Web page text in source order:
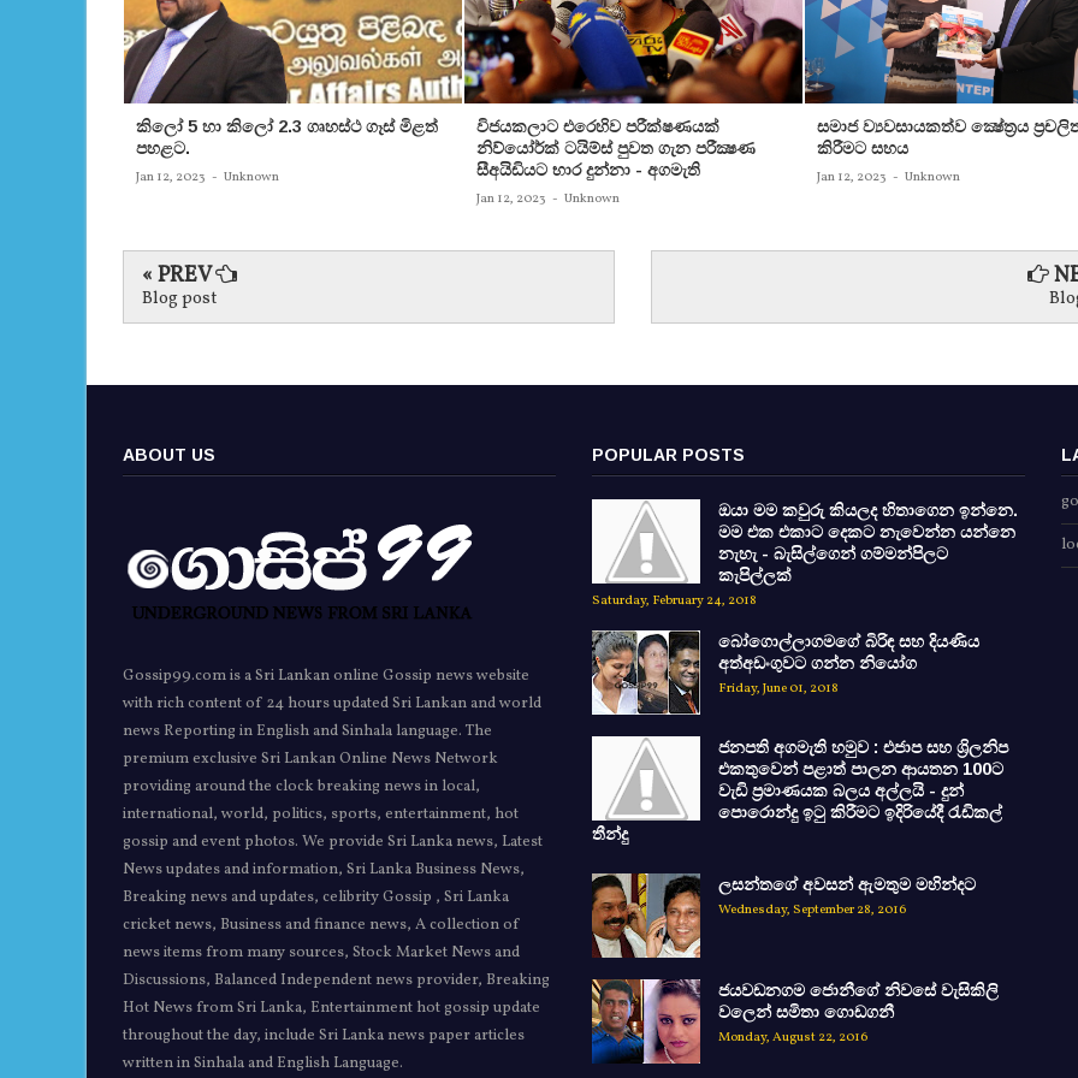
කිලෝ 5 හා කිලෝ 2.3 ගෘහස්ථ ගෑස් මිළත්
පහළට.
Jan 12, 2023 - Unknown
විජයකලාට එරෙහිව පරීක්‌ෂණයක්‌
නිව්යෝර්ක්‌ ටයිම්ස්‌ පුවත ගැන පරීක්‍ෂණ
සීඅයිඩියට භාර දුන්නා - අගමැති
Jan 12, 2023 - Unknown
සමාජ ව්‍යවසායකත්ව ක්‍ෂේත්‍රය
කිරීමට සහය
Jan 12, 2023 - Unknown
« PREV
Blog post
ABOUT US
Gossip99.com is a Sri Lankan online Gossip news website
with rich content of 24 hours updated Sri Lankan and world
news Reporting in English and Sinhala language. The
premium exclusive Sri Lankan Online News Network
providing around the clock breaking news in local,
international, world, politics, sports, entertainment, hot
gossip and event photos. We provide Sri Lanka news, Latest
News updates and information, Sri Lanka Business News,
Breaking news and updates, celibrity Gossip , Sri Lanka
cricket news, Business and finance news, A collection of
news items from many sources, Stock Market News and
Discussions, Balanced Independent news provider, Breaking
Hot News from Sri Lanka, Entertainment hot gossip update
throughout the day, include Sri Lanka news paper articles
written in Sinhala and English Language.
POPULAR POSTS
ඔයා මම කවුරු කියලද හිතාගෙන ඉන්නෙ.
මම එක එකාට දෙකට නැවෙන්න යන්නෙ
නැහැ - බැසිල්ගෙන් ගම්මන්පිලට
කැපිල්ලක්
Saturday, February 24, 2018
බෝගොල්ලාගමගේ බිරිඳ සහ දියණිය
අත්අඩංගුවට ගන්න නියෝග
Friday, June 01, 2018
ජනපති අගමැති හමුව : එජාප සහ ශ්‍රිලනිප
එකතුවෙන් පළාත් පාලන ආයතන 100ට
වැඩි ප්‍රමාණයක බලය අල්ලයි - දුන්
පොරොන්දු ඉටු කිරීමට ඉදිරියේදී රැඩිකල්
තීන්දු
ලසන්තගේ අවසන් ඇමතුම මහින්දට
Wednesday, September 28, 2016
ජයවඩනගම ජොනීගේ නිවසේ වැසිකිලි
වලෙන් සමිතා ගොඩගනී
Monday, August 22, 2016